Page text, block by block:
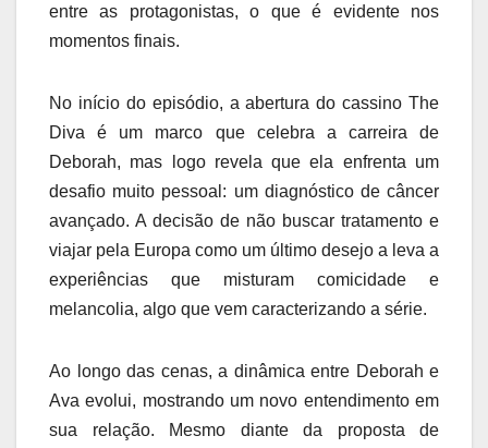
entre as protagonistas, o que é evidente nos
momentos finais.
No início do episódio, a abertura do cassino The
Diva é um marco que celebra a carreira de
Deborah, mas logo revela que ela enfrenta um
desafio muito pessoal: um diagnóstico de câncer
avançado. A decisão de não buscar tratamento e
viajar pela Europa como um último desejo a leva a
experiências que misturam comicidade e
melancolia, algo que vem caracterizando a série.
Ao longo das cenas, a dinâmica entre Deborah e
Ava evolui, mostrando um novo entendimento em
sua relação. Mesmo diante da proposta de